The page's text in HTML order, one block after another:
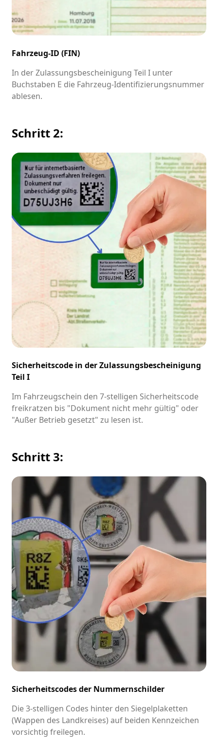
Fahrzeug-ID (FIN)
In der Zulassungsbescheinigung Teil I unter
Buchstaben E die Fahrzeug-Identifizierungsnummer
ablesen.
Schritt 2:
Sicherheitscode in der Zulassungsbescheinigung
Teil I
Im Fahrzeugschein den 7-stelligen Sicherheitscode
freikratzen bis "Dokument nicht mehr gültig" oder
"Außer Betrieb gesetzt" zu lesen ist.
Schritt 3:
Sicherheitscodes der Nummernschilder
Die 3-stelligen Codes hinter den Siegelplaketten
(Wappen des Landkreises) auf beiden Kennzeichen
vorsichtig freilegen.